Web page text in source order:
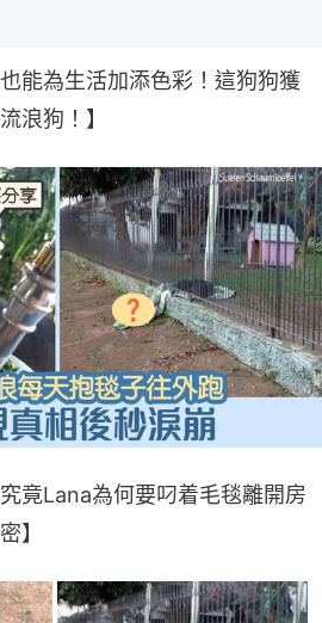
能為生活加添色彩！這狗狗獲
浪狗！】
竟Lana為何要叼着毛毯離開房
】